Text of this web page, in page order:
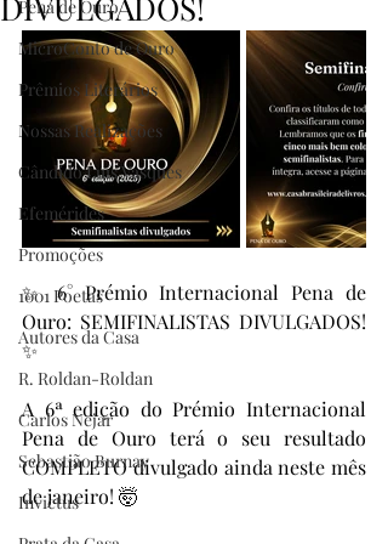
Pena de Ouro
MicroConto de Ouro
Prêmios Literários
Nossas Realizações
Cândido Luís Vasques
Efemérides
Promoções
1001 Poetas
Autores da Casa
R. Roldan-Roldan
Carlos Nejar
Sebastião Burnay
Invictus
✨ 6° Prémio Internacional Pena de
Ouro: SEMIFINALISTAS DIVULGADOS!
✨
A 6ª edição do Prémio Internacional
Pena de Ouro terá o seu resultado
COMPLETO divulgado ainda neste mês
de janeiro! 🤯